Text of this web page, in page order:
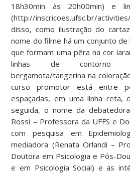
18h30min às 20h00min) e
(http://inscricoes.ufsc.br/
disso, como ilustração do
nome do filme há um conjunto de
que formam uma pêra na cor
linhas de contorno
bergamota/tangerina na
curso promotor está entre
espaçadas, em uma linha reta,
seguida, o nome da debatedora
Rossi – Professora da UFFS e
com pesquisa em
mediadora (Renata Orlandi –
Doutora em Psicologia e Pós-
e em Psicologia Social) e as